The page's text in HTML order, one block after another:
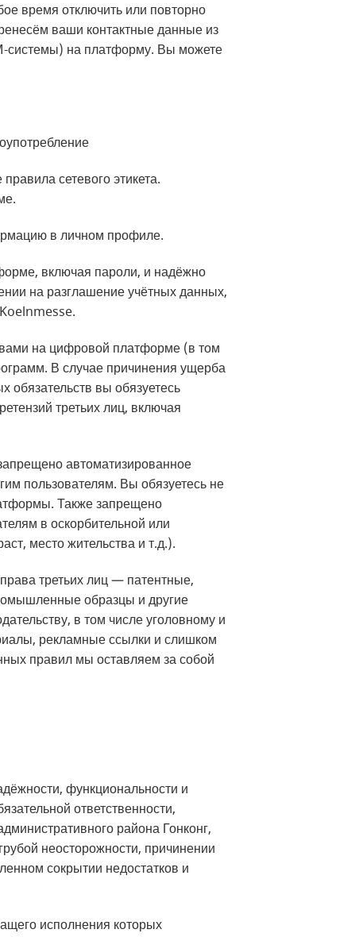
время отключить или повторно
ваши контактные данные из
системы) на платформу. Вы можете
сетевого этикета.
в личном профиле.
включая пароли, и надёжно
на разглашение учётных данных,
на цифровой платформе (в том
В случае причинения ущерба
вы обязуетесь
третьих лиц, включая
автоматизированное
пользователям. Вы обязуетесь не
Также запрещено
в оскорбительной или
место жительства и т.д.).
третьих лиц — патентные,
образцы и другие
в том числе уголовному и
рекламные ссылки и слишком
правил мы оставляем за собой
функциональности и
ответственности,
района Гонконг,
неосторожности, причинении
сокрытии недостатков и
исполнения которых